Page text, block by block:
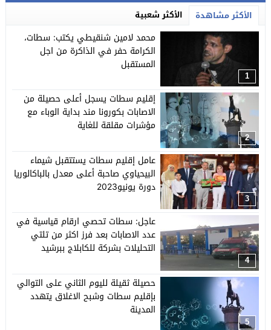
الأكثر مشاهدة الأكثر شعبية
1
محمد لامين شنقيطي يكتب: سطات،
الكرامة حفر في الذاكرة من اجل
المستقبل
2
إقليم سطات يسجل أعلى حصيلة من
الاصابات بكورونا مند بداية الوباء مع
مؤشرات مقلقة للغاية
3
عامل إقليم سطات يستتقبل شيماء
البيحياوي صاحبة أعلى معدل بالباكالوريا
دورة يونيو2023
4
عاجل: سطات تحصي ارقام قياسية في
عدد الاصابات بعد فرز اكثر من تلتي
التحليلات بشركة للكابلاج ببرشيد
5
حصيلة ثقيلة لليوم الثاني على التوالي
بإقليم سطات وشبح الاغلاق يتهدد
المدينة